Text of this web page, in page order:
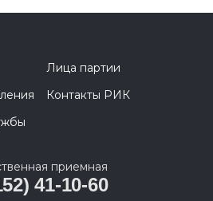
Лица партии
Контакты РИК
приемная
41-10-60